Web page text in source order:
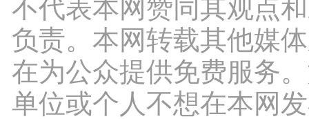
不代表本网赞同其观点
负责。本网转载其他媒
在为公众提供免费服务
单位或个人不想在本网